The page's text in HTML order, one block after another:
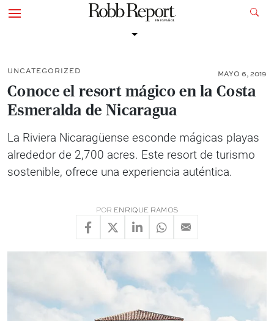
UNCATEGORIZED MAYO 6, 2019
Conoce el resort mágico en la Costa
Esmeralda de Nicaragua
La Riviera Nicaragüense esconde mágicas playas
alrededor de 2,700 acres. Este resort de turismo
sostenible, ofrece una experiencia auténtica.
POR ENRIQUE RAMOS